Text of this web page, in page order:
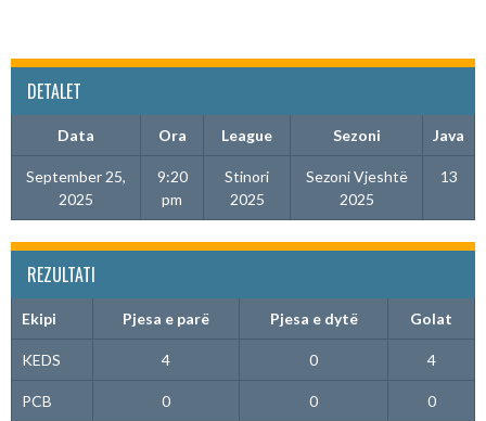
DETALET
Data Ora League Sezoni Java
September 25,
2025
9:20
pm
Stinori
2025
Sezoni Vjeshtë
2025
13
REZULTATI
Ekipi Pjesa e parë Pjesa e dytë Golat
KEDS 4 0 4
PCB 0 0 0